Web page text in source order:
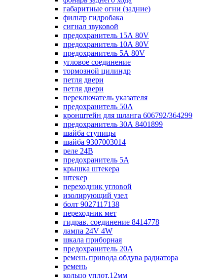
габаритные огни (задние)
фильтр гидробака
сигнал звуковой
предохранитель 15А 80V
предохранитель 10А 80V
предохранитель 5А 80V
угловое соединение
тормозной цилиндр
петля двери
петля двери
переключатель указателя
предохранитель 50А
кронштейн для шланга 606792/364299
предохранитель 30А 8401899
шайба ступицы
шайба 9307003014
реле 24В
предохранитель 5А
крышка штекера
штекер
переходник угловой
изолирующий узел
болт 9027117138
переходник мет
гидрав. соединение 8414778
лампа 24V 4W
шкала приборная
предохранитель 20А
ремень привода обдува радиатора
ремень
кольцо уплот.12мм